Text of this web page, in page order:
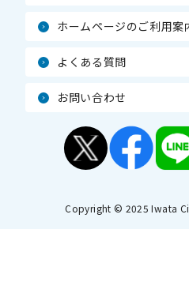
ホームページのご利用案
よくある質問
お問い合わせ
Copyright © 2025 Iwata